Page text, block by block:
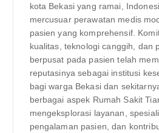
kota Bekasi yang ramai,
mercusuar perawatan medis
pasien yang komprehensif.
kualitas, teknologi canggih, dan
berpusat pada pasien telah
reputasinya sebagai institusi
bagi warga Bekasi dan
berbagai aspek Rumah Sakit
mengeksplorasi layanan,
pengalaman pasien, dan